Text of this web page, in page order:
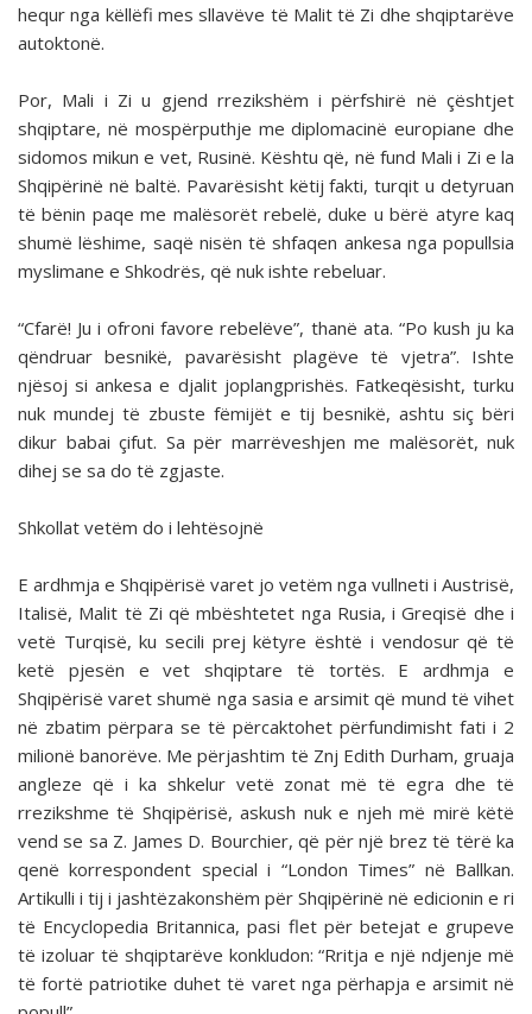
hequr nga këllëfi mes sllavëve të Malit të Zi dhe shqiptarëve
autoktonë.
Por, Mali i Zi u gjend rrezikshëm i përfshirë në çështjet
shqiptare, në mospërputhje me diplomacinë europiane dhe
sidomos mikun e vet, Rusinë. Kështu që, në fund Mali i Zi e la
Shqipërinë në baltë. Pavarësisht këtij fakti, turqit u detyruan
të bënin paqe me malësorët rebelë, duke u bërë atyre kaq
shumë lëshime, saqë nisën të shfaqen ankesa nga popullsia
myslimane e Shkodrës, që nuk ishte rebeluar.
“Cfarë! Ju i ofroni favore rebelëve”, thanë ata. “Po kush ju ka
qëndruar besnikë, pavarësisht plagëve të vjetra”. Ishte
njësoj si ankesa e djalit joplangprishës. Fatkeqësisht, turku
nuk mundej të zbuste fëmijët e tij besnikë, ashtu siç bëri
dikur babai çifut. Sa për marrëveshjen me malësorët, nuk
dihej se sa do të zgjaste.
Shkollat vetëm do i lehtësojnë
E ardhmja e Shqipërisë varet jo vetëm nga vullneti i Austrisë,
Italisë, Malit të Zi që mbështetet nga Rusia, i Greqisë dhe i
vetë Turqisë, ku secili prej këtyre është i vendosur që të
ketë pjesën e vet shqiptare të tortës. E ardhmja e
Shqipërisë varet shumë nga sasia e arsimit që mund të vihet
në zbatim përpara se të përcaktohet përfundimisht fati i 2
milionë banorëve. Me përjashtim të Znj Edith Durham, gruaja
angleze që i ka shkelur vetë zonat më të egra dhe të
rrezikshme të Shqipërisë, askush nuk e njeh më mirë këtë
vend se sa Z. James D. Bourchier, që për një brez të tërë ka
qenë korrespondent special i “London Times” në Ballkan.
Artikulli i tij i jashtëzakonshëm për Shqipërinë në edicionin e ri
të Encyclopedia Britannica, pasi flet për betejat e grupeve
të izoluar të shqiptarëve konkludon: “Rritja e një ndjenje më
të fortë patriotike duhet të varet nga përhapja e arsimit në